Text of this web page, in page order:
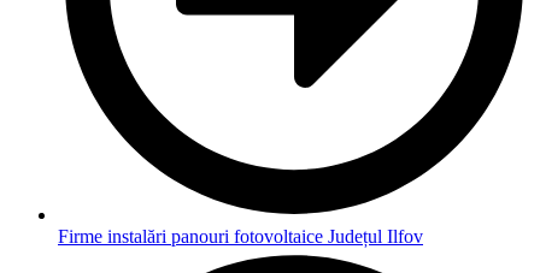
Firme instalări panouri fotovoltaice Județul Ilfov